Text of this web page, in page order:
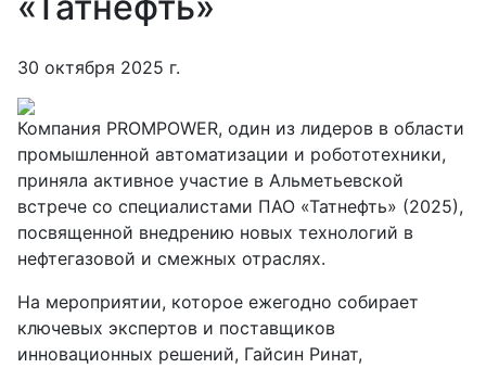
30 октября 2025 г.
Компания PROMPOWER, один из лидеров в области
промышленной автоматизации и робототехники,
приняла активное участие в Альметьевской
встрече со специалистами ПАО «Татнефть» (2025),
посвященной внедрению новых технологий в
нефтегазовой и смежных отраслях.
На мероприятии, которое ежегодно собирает
ключевых экспертов и поставщиков
инновационных решений, Гайсин Ринат,